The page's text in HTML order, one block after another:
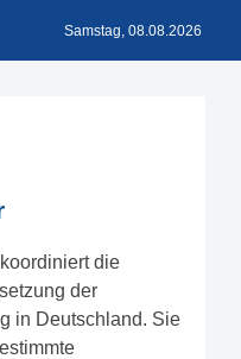
Samstag, 08.08.2026
die
der
in Deutschland. Sie